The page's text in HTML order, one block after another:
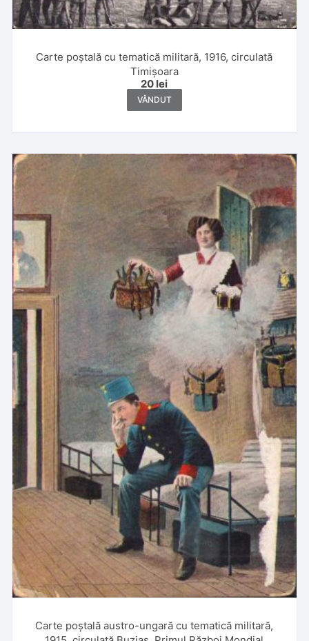
Carte poștală cu tematică militară, 1916, circulată
Timișoara
20 lei
VÂNDUT
Carte poștală austro-ungară cu tematică militară,